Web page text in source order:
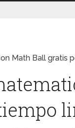
Math Ball gratis